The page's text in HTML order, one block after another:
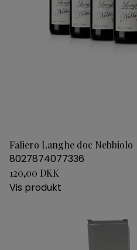
Faliero Langhe doc Nebbiolo
8027874077336
120,00 DKK
Vis produkt